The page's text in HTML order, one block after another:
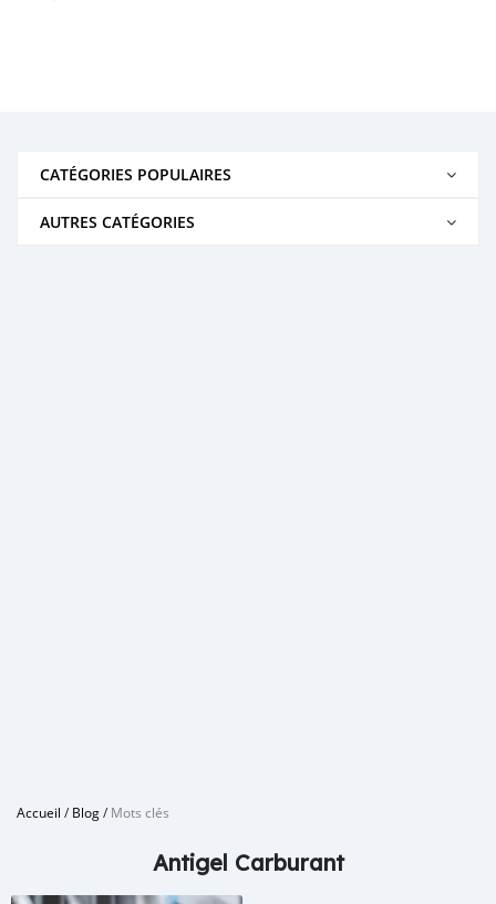
CATÉGORIES POPULAIRES
AUTRES CATÉGORIES
Accueil /Blog/Mots clés
Antigel Carburant